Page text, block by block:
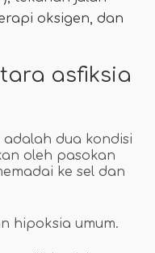
oksigen, dan
asfiksia
dua kondisi
oleh pasokan
ke sel dan
hipoksia umum.